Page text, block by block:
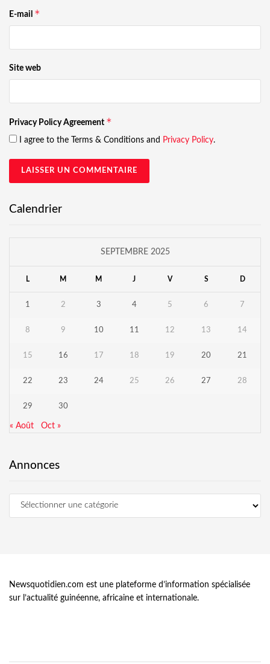
E-mail *
Site web
Privacy Policy Agreement *
I agree to the Terms & Conditions and Privacy Policy.
Calendrier
SEPTEMBRE 2025
L M M J V S D
1 2 3 4 5 6 7
8 9 10 11 12 13 14
15 16 17 18 19 20 21
22 23 24 25 26 27 28
29 30
« Août Oct »
Annonces
Newsquotidien.com est une plateforme d’information spécialisée
sur l’actualité guinéenne, africaine et internationale.